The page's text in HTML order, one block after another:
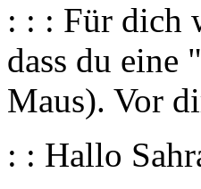
: : : Für dich
dass du eine
Maus). Vor
: : Hallo